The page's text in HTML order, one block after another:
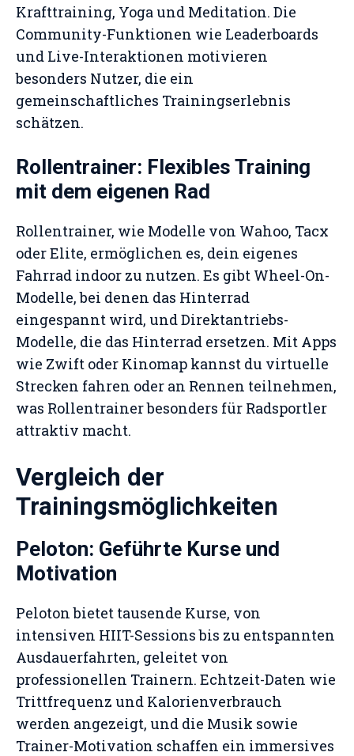
Krafttraining, Yoga und Meditation. Die
Community-Funktionen wie Leaderboards
und Live-Interaktionen motivieren
besonders Nutzer, die ein
gemeinschaftliches Trainingserlebnis
schätzen.
Rollentrainer: Flexibles Training
mit dem eigenen Rad
Rollentrainer, wie Modelle von Wahoo, Tacx
oder Elite, ermöglichen es, dein eigenes
Fahrrad indoor zu nutzen. Es gibt Wheel-On-
Modelle, bei denen das Hinterrad
eingespannt wird, und Direktantriebs-
Modelle, die das Hinterrad ersetzen. Mit Apps
wie Zwift oder Kinomap kannst du virtuelle
Strecken fahren oder an Rennen teilnehmen,
was Rollentrainer besonders für Radsportler
attraktiv macht.
Vergleich der
Trainingsmöglichkeiten
Peloton: Geführte Kurse und
Motivation
Peloton bietet tausende Kurse, von
intensiven HIIT-Sessions bis zu entspannten
Ausdauerfahrten, geleitet von
professionellen Trainern. Echtzeit-Daten wie
Trittfrequenz und Kalorienverbrauch
werden angezeigt, und die Musik sowie
Trainer-Motivation schaffen ein immersives